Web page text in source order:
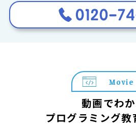
Movie
動画でわ
プログラミング